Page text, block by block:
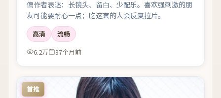
偏作者表达：长镜头、留白、少配乐。喜欢强刺激的朋
友可能要耐心一点；吃这套的人会反复拉片。
高清
流畅
6.2万
37个月前
首推